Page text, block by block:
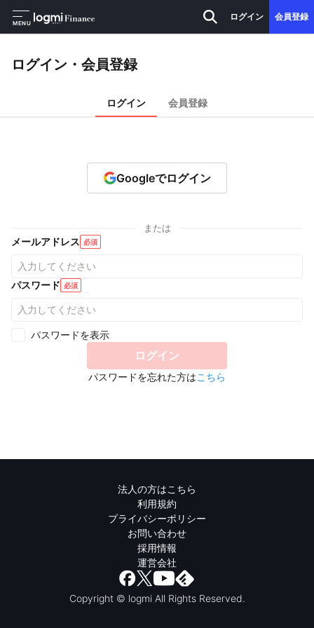
MENU
ログイン 会員登録
ログイン・会員登録
ログイン 会員登録
Googleでログイン
または
メールアドレス 必須
パスワード 必須
パスワードを表示
ログイン
パスワードを忘れた方はこちら
法人の方はこちら
利用規約
プライバシーポリシー
お問い合わせ
採用情報
運営会社
Copyright © logmi All Rights Reserved.